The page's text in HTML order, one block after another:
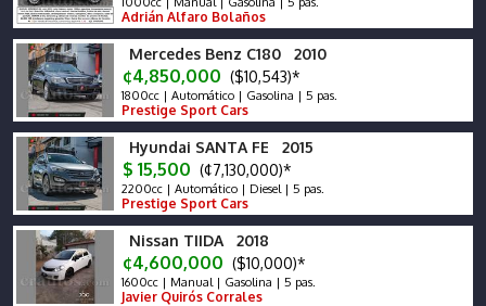
Adrián Alfaro Bolaños
Mercedes Benz C180 2010
¢4,850,000 ($10,543)*
1800cc | Automático | Gasolina | 5 pas.
Prestige Sport Cars
Hyundai SANTA FE 2015
$ 15,500 (¢7,130,000)*
2200cc | Automático | Diesel | 5 pas.
Prestige Sport Cars
Nissan TIIDA 2018
¢4,600,000 ($10,000)*
1600cc | Manual | Gasolina | 5 pas.
Javier Quirós Corrales